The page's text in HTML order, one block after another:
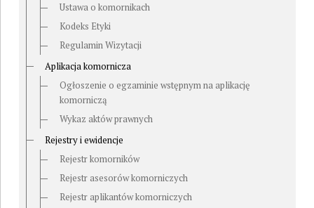
Ustawa o komornikach
Kodeks Etyki
Regulamin Wizytacji
Aplikacja komornicza
Ogłoszenie o egzaminie wstępnym na aplikację
komorniczą
Wykaz aktów prawnych
Rejestry i ewidencje
Rejestr komorników
Rejestr asesorów komorniczych
Rejestr aplikantów komorniczych